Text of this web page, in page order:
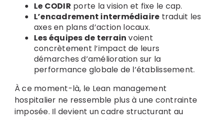
Le CODIR porte la vision et fixe le cap.
L’encadrement intermédiaire traduit les
axes en plans d’action locaux.
Les équipes de terrain voient
concrètement l’impact de leurs
démarches d’amélioration sur la
performance globale de l’établissement.
À ce moment-là, le Lean management
hospitalier ne ressemble plus à une contrainte
imposée. Il devient un cadre structurant au